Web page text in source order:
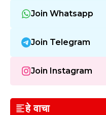
Join Whatsapp
Join Telegram
Join Instagram
हे वाचा